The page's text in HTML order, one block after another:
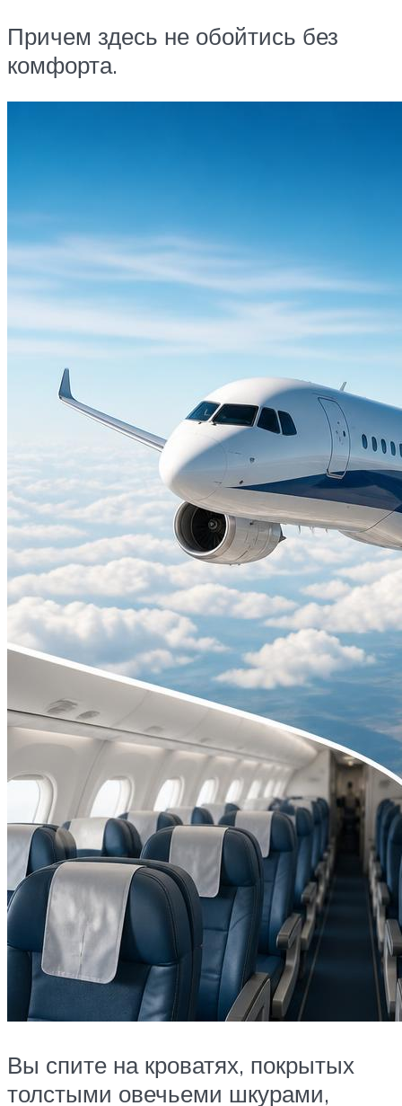
Причем здесь не обойтись без
комфорта.
Вы спите на кроватях, покрытых
толстыми овечьеми шкурами,